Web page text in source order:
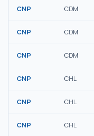
CNP CDM
CNP CDM
CNP CDM
CNP CHL
CNP CHL
CNP CHL